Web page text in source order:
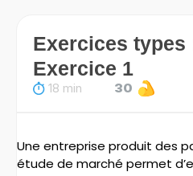
Exercices types
Exercice 1
18 min 30
Une entreprise produit des
étude de marché permet